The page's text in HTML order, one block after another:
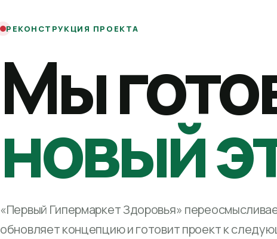
РЕКОНСТРУКЦИЯ ПРОЕКТА
Мы
новый
«Первый Гипермаркет Здоровья»
обновляет концепцию и готовит проект к